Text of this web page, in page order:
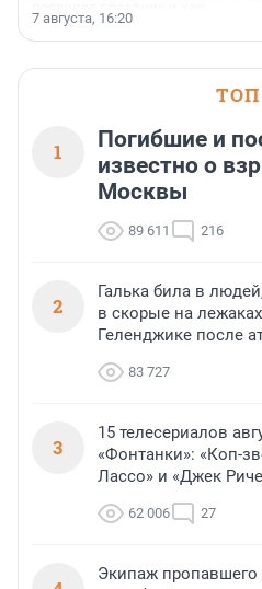
поменялась роль строительства.
7 августа, 16:20
ТОП
1
Погибшие и
известно о
Москвы
89 611 216
2
Галька била в
в скорые на
Геленджике после
83 727
3
15 телесериалов
«Фонтанки»: «Коп-
Лассо» и «Джек
62 006 27
Экипаж пропавшего